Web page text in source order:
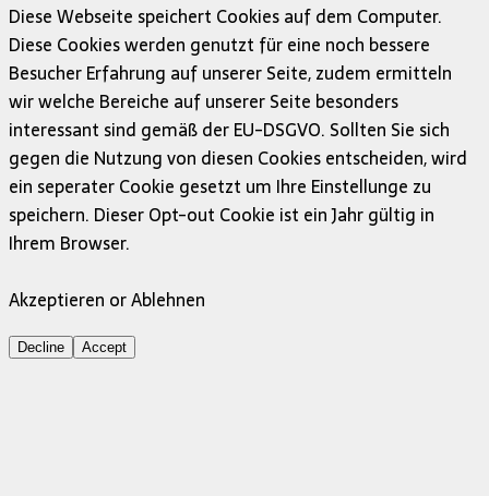
Diese Webseite speichert Cookies auf dem Computer.
Diese Cookies werden genutzt für eine noch bessere
Besucher Erfahrung auf unserer Seite, zudem ermitteln
wir welche Bereiche auf unserer Seite besonders
interessant sind gemäß der EU-DSGVO. Sollten Sie sich
gegen die Nutzung von diesen Cookies entscheiden, wird
ein seperater Cookie gesetzt um Ihre Einstellunge zu
speichern. Dieser Opt-out Cookie ist ein Jahr gültig in
Ihrem Browser.
Akzeptieren or Ablehnen
Decline Accept